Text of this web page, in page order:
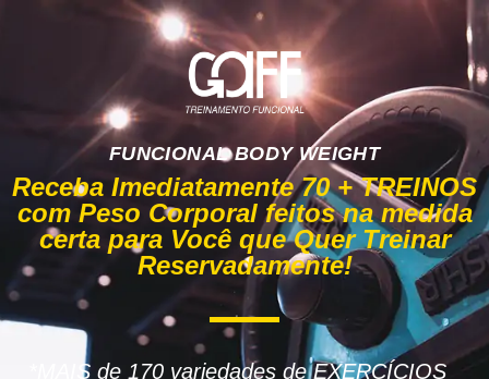
FUNCIONAL BODY WEIGHT
Receba Imediatamente 70 + TREINOS
com Peso Corporal feitos na medida
certa para Você que Quer Treinar
Reservadamente!
*MAIS de 170 variedades de EXERCÍCIOS